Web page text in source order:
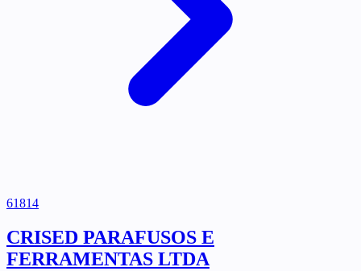
61814
CRISED PARAFUSOS E
FERRAMENTAS LTDA